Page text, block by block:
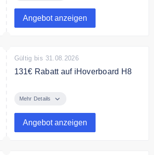
Bedingungen
Angebot anzeigen
Gültig bis 31.08.2026
131€ Rabatt auf iHoverboard H8
für nur 178,99€ statt 301,99€
Mehr Details
Angebot anzeigen